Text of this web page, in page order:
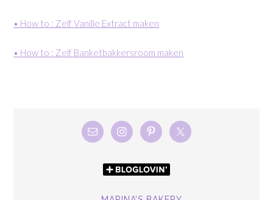
• How to : Zelf Vanille Extract maken
• How to : Zelf Banketbakkersroom maken